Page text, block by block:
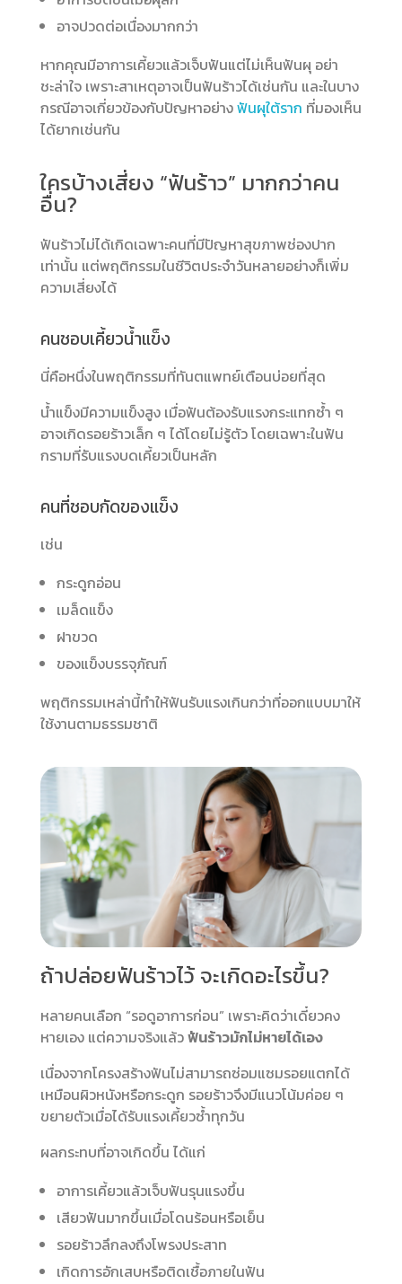
อาจปวดต่อเนื่องมากกว่า
หากคุณมีอาการเคี้ยวแล้วเจ็บฟันแต่ไม่เห็นฟันผุ อย่า
ชะล่าใจ เพราะสาเหตุอาจเป็นฟันร้าวได้เช่นกัน และในบาง
กรณีอาจเกี่ยวข้องกับปัญหาอย่างฟันผุใต้ราก ที่มองเห็น
ได้ยากเช่นกัน
ใครบ้างเสี่ยง “ฟันร้าว” มากกว่าคน
อื่น?
ฟันร้าวไม่ได้เกิดเฉพาะคนที่มีปัญหาสุขภาพช่องปาก
เท่านั้น แต่พฤติกรรมในชีวิตประจำวันหลายอย่างก็เพิ่ม
ความเสี่ยงได้
คนชอบเคี้ยวน้ำแข็ง
นี่คือหนึ่งในพฤติกรรมที่ทันตแพทย์เตือนบ่อยที่สุด
น้ำแข็งมีความแข็งสูง เมื่อฟันต้องรับแรงกระแทกซ้ำ ๆ
อาจเกิดรอยร้าวเล็ก ๆ ได้โดยไม่รู้ตัว โดยเฉพาะในฟัน
กรามที่รับแรงบดเคี้ยวเป็นหลัก
คนที่ชอบกัดของแข็ง
เช่น
กระดูกอ่อน
เมล็ดแข็ง
ฝาขวด
ของแข็งบรรจุภัณฑ์
พฤติกรรมเหล่านี้ทำให้ฟันรับแรงเกินกว่าที่ออกแบบมาให้
ใช้งานตามธรรมชาติ
ถ้าปล่อยฟันร้าวไว้ จะเกิดอะไรขึ้น?
หลายคนเลือก “รอดูอาการก่อน” เพราะคิดว่าเดี๋ยวคง
หายเอง แต่ความจริงแล้วฟันร้าวมักไม่หายได้เอง
เนื่องจากโครงสร้างฟันไม่สามารถซ่อมแซมรอยแตกได้
เหมือนผิวหนังหรือกระดูก รอยร้าวจึงมีแนวโน้มค่อย ๆ
ขยายตัวเมื่อได้รับแรงเคี้ยวซ้ำทุกวัน
ผลกระทบที่อาจเกิดขึ้น ได้แก่
อาการเคี้ยวแล้วเจ็บฟันรุนแรงขึ้น
เสียวฟันมากขึ้นเมื่อโดนร้อนหรือเย็น
รอยร้าวลึกลงถึงโพรงประสาท
เกิดการอักเสบหรือติดเชื้อภายในฟัน